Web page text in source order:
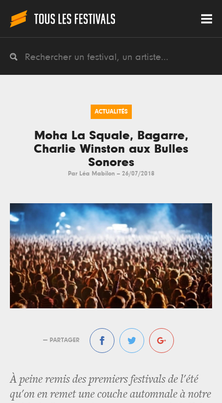
ACTUALITÉS
Moha La Squale, Bagarre,
Charlie Winston aux Bulles
Sonores
Par Léa Mabilon -- 26/07/2018
— PARTAGER
À peine remis des premiers festivals de l'été
qu'on en remet une couche automnale à notre